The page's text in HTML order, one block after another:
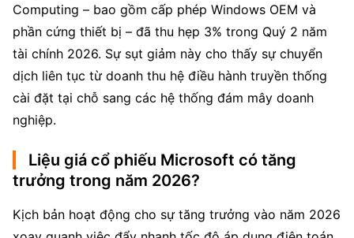
Computing – bao gồm cấp phép Windows OEM và
phần cứng thiết bị – đã thu hẹp 3% trong Quý 2 năm
tài chính 2026. Sự sụt giảm này cho thấy sự chuyển
dịch liên tục từ doanh thu hệ điều hành truyền thống
cài đặt tại chỗ sang các hệ thống đám mây doanh
nghiệp.
Liệu giá cổ phiếu Microsoft có tăng
trưởng trong năm 2026?
Kịch bản hoạt động cho sự tăng trưởng vào năm 2026